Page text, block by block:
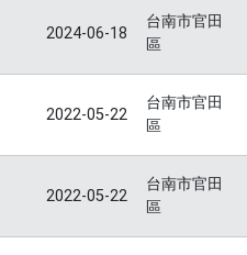
2024-06-18
台南市官田
區
2022-05-22
台南市官田
區
2022-05-22
台南市官田
區